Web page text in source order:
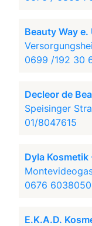
Beauty Way
0699 /192 30
Decleor de
Speisinger
01/8047615
Dyla Kosmetik
0676 6038050
E.K.A.D.